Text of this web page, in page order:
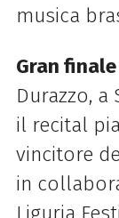
musica
Gran
Durazzo, a
il recital
vincitore
in